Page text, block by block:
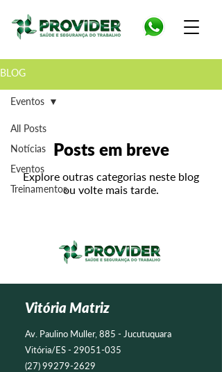
BLOG
All Posts
Notícias
Eventos
Treinamentos
Eventos
Posts em breve
Explore outras categorias neste blog
ou volte mais tarde.
Vitória Matriz
Av. Paulino Muller, 885 - Jucutuquara
Vitória/ES - 29051-035
(27) 99279-2629